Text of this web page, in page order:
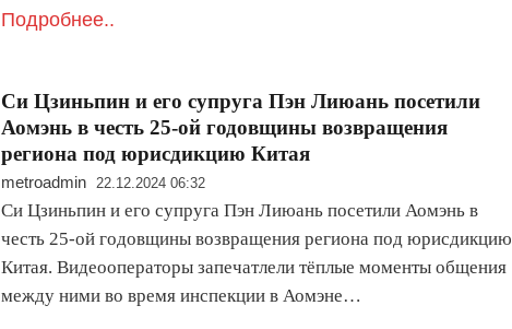
Подробнее..
Си Цзиньпин и его супруга Пэн Лиюань посетили
Аомэнь в честь 25-ой годовщины возвращения
региона под юрисдикцию Китая
metroadmin 22.12.2024 06:32
Си Цзиньпин и его супруга Пэн Лиюань посетили Аомэнь в
честь 25-ой годовщины возвращения региона под юрисдикцию
Китая. Видеооператоры запечатлели тёплые моменты общения
между ними во время инспекции в Аомэне…